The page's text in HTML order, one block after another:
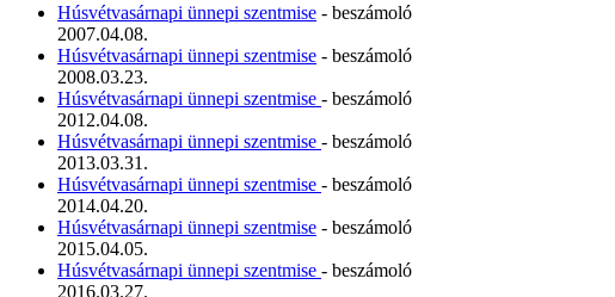
Húsvétvasárnapi ünnepi szentmise - beszámoló
2007.04.08.
Húsvétvasárnapi ünnepi szentmise - beszámoló
2008.03.23.
Húsvétvasárnapi ünnepi szentmise - beszámoló
2012.04.08.
Húsvétvasárnapi ünnepi szentmise - beszámoló
2013.03.31.
Húsvétvasárnapi ünnepi szentmise - beszámoló
2014.04.20.
Húsvétvasárnapi ünnepi szentmise - beszámoló
2015.04.05.
Húsvétvasárnapi ünnepi szentmise - beszámoló
2016.03.27.